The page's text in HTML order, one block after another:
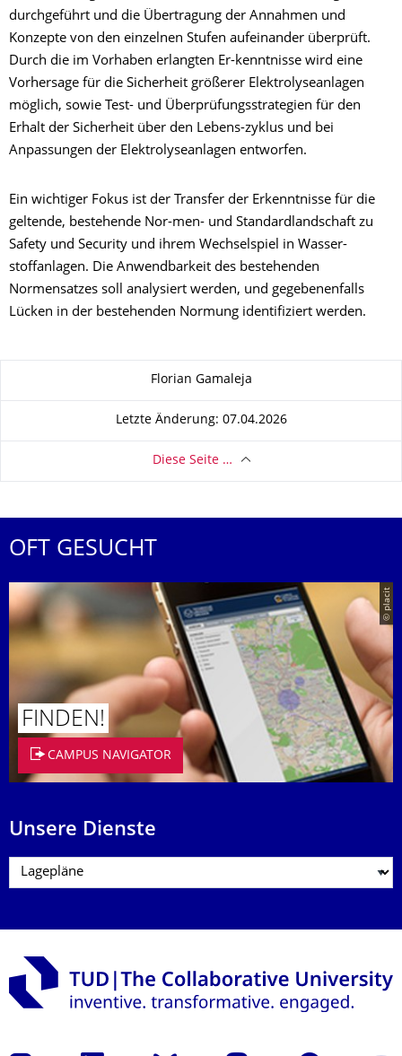
durchgeführt und die Übertragung der Annahmen und
Konzepte von den einzelnen Stufen aufeinander überprüft.
Durch die im Vorhaben erlangten Er-kenntnisse wird eine
Vorhersage für die Sicherheit größerer Elektrolyseanlagen
möglich, sowie Test- und Überprüfungsstrategien für den
Erhalt der Sicherheit über den Lebens-zyklus und bei
Anpassungen der Elektrolyseanlagen entworfen.
Ein wichtiger Fokus ist der Transfer der Erkenntnisse für die
geltende, bestehende Nor-men- und Standardlandschaft zu
Safety und Security und ihrem Wechselspiel in Wasser-
stoffanlagen. Die Anwendbarkeit des bestehenden
Normensatzes soll analysiert werden, und gegebenenfalls
Lücken in der bestehenden Normung identifiziert werden.
Florian Gamaleja
Letzte Änderung: 07.04.2026
Diese Seite …
OFT GESUCHT
© placit
FINDEN!
CAMPUS NAVIGATOR
Unsere Dienste